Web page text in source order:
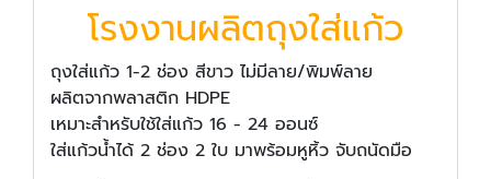
โรงงานผลิตถุงใส่แก้ว
ถุงใส่แก้ว 1-2 ช่อง สีขาว ไม่มีลาย/พิมพ์ลาย
ผลิตจากพลาสติก HDPE
เหมาะสำหรับใช้ใส่แก้ว 16 - 24 ออนซ์
ใส่แก้วน้ำได้ 2 ช่อง 2 ใบ มาพร้อมหูหิ้ว จับถนัดมือ